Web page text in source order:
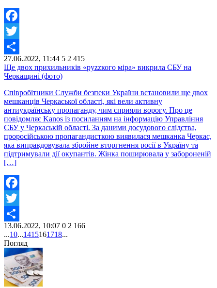
Facebook
Twitter
Share
27.06.2022, 11:44 5 2 415
Ще двох прихильників «руzzкого міра» викрила СБУ на
Черкащині (фото)
Співробітники Служби безпеки України встановили ще двох
мешканців Черкаської області, які вели активну
антиукраїнську пропаганду, чим сприяли ворогу. Про це
повідомляє Kanos із посиланням на інформацію Управління
СБУ у Черкаській області. За даними досудового слідства,
проросійською пропагандисткою виявилася мешканка Черкас,
яка виправдовувала збройне вторгнення росії в Україну та
підтримували дії окупантів. Жінка поширювала у забороненій
[…]
Facebook
Twitter
Share
13.06.2022, 10:07 0 2 166
...10...1415161718...
Погляд